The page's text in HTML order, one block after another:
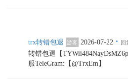
trx转错包退 游客 2026-07-22 · 回
转错包退【
服TeleGram:【@TrxEm】